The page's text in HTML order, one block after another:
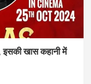
खास कहानी में